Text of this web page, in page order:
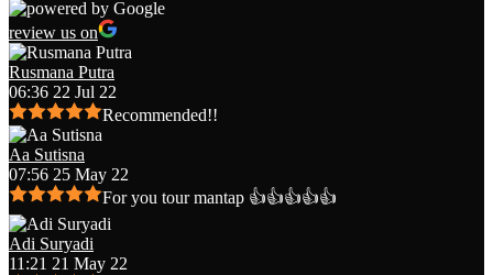
review us on
Rusmana Putra
06:36 22 Jul 22
Recommended!!
Aa Sutisna
07:56 25 May 22
For you tour mantap 👍👍👍👍👍
Adi Suryadi
11:21 21 May 22